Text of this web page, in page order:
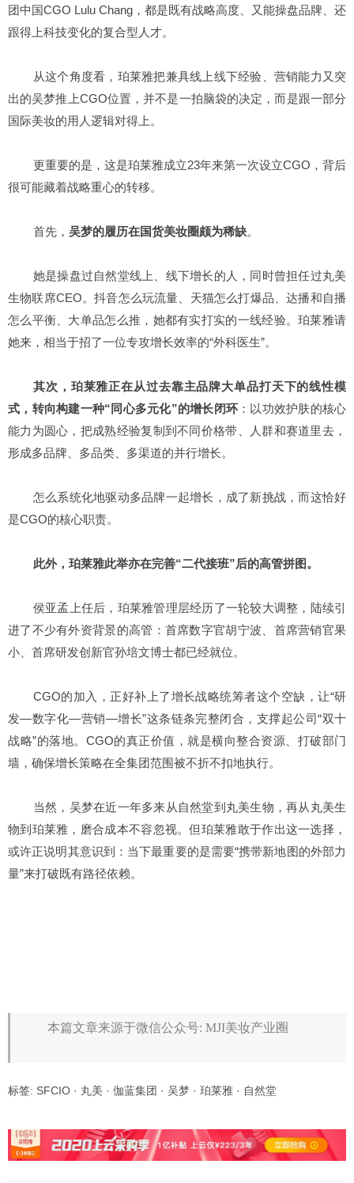
团中国CGO Lulu Chang，都是既有战略高度、又能操盘品牌、还
跟得上科技变化的复合型人才。
从这个角度看，珀莱雅把兼具线上线下经验、营销能力又突
出的吴梦推上CGO位置，并不是一拍脑袋的决定，而是跟一部分
国际美妆的用人逻辑对得上。
更重要的是，这是珀莱雅成立23年来第一次设立CGO，背后
很可能藏着战略重心的转移。
首先， 吴梦的履历在国货美妆圈颇为稀缺。
她是操盘过自然堂线上、线下增长的人，同时曾担任过丸美
生物联席CEO。抖音怎么玩流量、天猫怎么打爆品、达播和自播
怎么平衡、大单品怎么推，她都有实打实的一线经验。珀莱雅请
她来，相当于招了一位专攻增长效率的“外科医生”。
其次，珀莱雅正在从过去靠主品牌大单品打天下的线性模
式，转向构建一种“同心多元化”的增长闭环：以功效护肤的核心
能力为圆心，把成熟经验复制到不同价格带、人群和赛道里去，
形成多品牌、多品类、多渠道的并行增长。
怎么系统化地驱动多品牌一起增长，成了新挑战，而这恰好
是CGO的核心职责。
此外，珀莱雅此举亦在完善“二代接班”后的高管拼图。
侯亚孟上任后，珀莱雅管理层经历了一轮较大调整，陆续引
进了不少有外资背景的高管：首席数字官胡宁波、首席营销官果
小、首席研发创新官孙培文博士都已经就位。
CGO的加入，正好补上了增长战略统筹者这个空缺，让“研
发—数字化—营销—增长”这条链条完整闭合，支撑起公司“双十
战略”的落地。CGO的真正价值，就是横向整合资源、打破部门
墙，确保增长策略在全集团范围被不折不扣地执行。
当然，吴梦在近一年多来从自然堂到丸美生物，再从丸美生
物到珀莱雅，磨合成本不容忽视。但珀莱雅敢于作出这一选择，
或许正说明其意识到：当下最重要的是需要“携带新地图的外部力
量”来打破既有路径依赖。
本篇文章来源于微信公众号: MJI美妆产业圈
标签: SFCIO · 丸美 · 伽蓝集团 · 吴梦 · 珀莱雅 · 自然堂